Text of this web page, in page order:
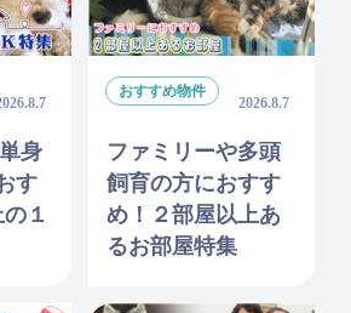
身
す
１
おすすめ物件
2026.8.7
ファミリーや多頭
飼育の方におすす
め！２部屋以上あ
るお部屋特集